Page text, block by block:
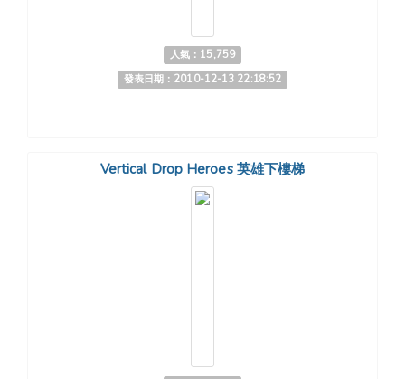
人氣：15,759
發表日期：2010-12-13 22:18:52
Vertical Drop Heroes 英雄下樓梯